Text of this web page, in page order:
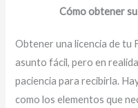
Cómo obtener
Obtener una licencia de tu
asunto fácil, pero en
paciencia para recibirla.
como los elementos que